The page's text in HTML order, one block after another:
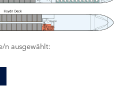
n ausgewählt: